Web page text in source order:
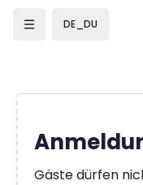
DE_DU
Gäste dürfen